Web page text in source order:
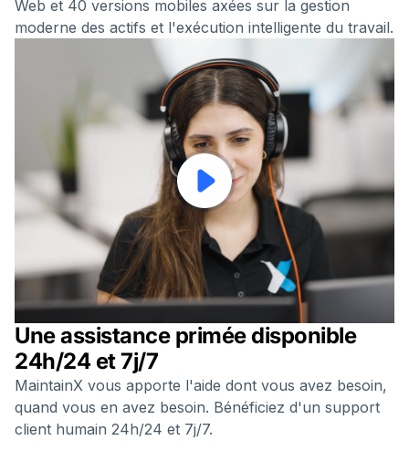
Web et 40 versions mobiles axées sur la gestion
moderne des actifs et l'exécution intelligente du travail.
Une assistance primée disponible
24h/24 et 7j/7
MaintainX vous apporte l'aide dont vous avez besoin,
quand vous en avez besoin. Bénéficiez d'un support
client humain 24h/24 et 7j/7.